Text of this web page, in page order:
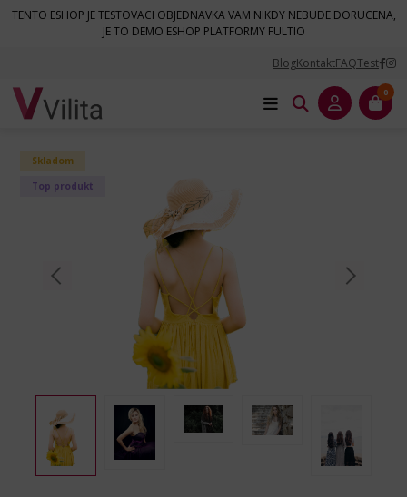
TENTO ESHOP JE TESTOVACI OBJEDNAVKA VAM NIKDY NEBUDE DORUCENA,
JE TO DEMO ESHOP PLATFORMY FULTIO
BlogKontaktFAQTest
0
Dámske spoločenské šaty
Skladom
Top produkt